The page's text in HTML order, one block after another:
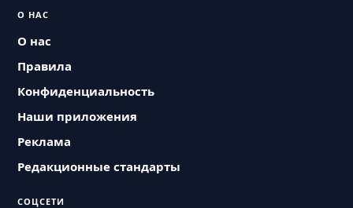
О НАС
О нас
Правила
Конфиденциальность
Наши приложения
Реклама
Редакционные стандарты
СОЦСЕТИ